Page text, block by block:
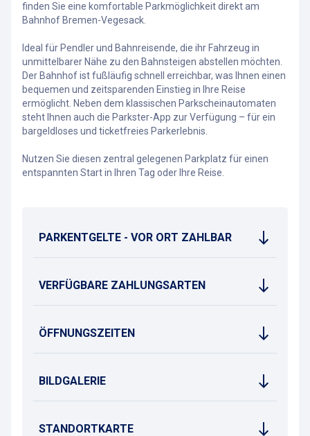
finden Sie eine komfortable Parkmöglichkeit direkt am
Bahnhof Bremen-Vegesack.
Ideal für Pendler und Bahnreisende, die ihr Fahrzeug in
unmittelbarer Nähe zu den Bahnsteigen abstellen möchten.
Der Bahnhof ist fußläufig schnell erreichbar, was Ihnen einen
bequemen und zeitsparenden Einstieg in Ihre Reise
ermöglicht. Neben dem klassischen Parkscheinautomaten
steht Ihnen auch die Parkster-App zur Verfügung – für ein
bargeldloses und ticketfreies Parkerlebnis.
Nutzen Sie diesen zentral gelegenen Parkplatz für einen
entspannten Start in Ihren Tag oder Ihre Reise.
PARKENTGELTE - VOR ORT ZAHLBAR
VERFÜGBARE ZAHLUNGSARTEN
ÖFFNUNGSZEITEN
BILDGALERIE
STANDORTKARTE